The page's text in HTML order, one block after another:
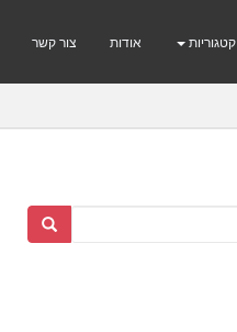
צור קשר אודות קטגוריות